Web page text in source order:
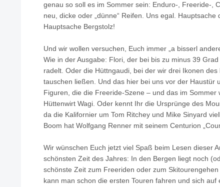
genau so soll es im Sommer sein: Enduro-, Freeride-,
neu, dicke oder „dünne“ Reifen. Uns egal. Hauptsache
Hauptsache Bergstolz!
Und wir wollen versuchen, Euch immer „a bisserl
Wie in der Ausgabe: Flori, der bei bis zu minus 39
radelt. Oder die Hüttngaudi, bei der wir drei Ikonen
tauschen ließen. Und das hier bei uns vor der Haustür
Figuren, die die Freeride-Szene – und das im Sommer
Hüttenwirt Wagi. Oder kennt Ihr die Ursprünge des
da die Kalifornier um Tom Ritchey und Mike Sinyard
Boom hat Wolfgang Renner mit seinem Centurion
Wir wünschen Euch jetzt viel Spaß beim Lesen dieser
schönsten Zeit des Jahres: In den Bergen liegt noch
schönste Zeit zum Freeriden oder zum
kann man schon die ersten Touren fahren und sich auf